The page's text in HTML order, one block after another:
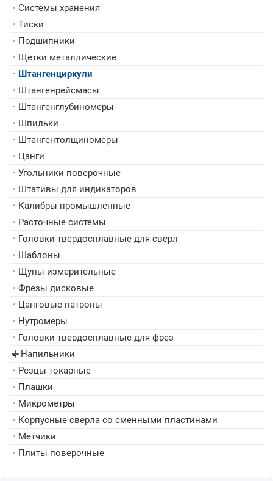
• Системы хранения
• Тиски
• Подшипники
• Щетки металлические
• Штангенциркули
• Штангенрейсмасы
• Штангенглубиномеры
• Шпильки
• Штангентолщиномеры
• Цанги
• Угольники поверочные
• Штативы для индикаторов
• Калибры промышленные
• Расточные системы
• Головки твердосплавные для сверл
• Шаблоны
• Щупы измерительные
• Фрезы дисковые
• Цанговые патроны
• Нутромеры
• Головки твердосплавные для фрез
▸ Напильники
• Резцы токарные
• Плашки
• Микрометры
• Корпусные сверла со сменными пластинами
• Метчики
• Плиты поверочные